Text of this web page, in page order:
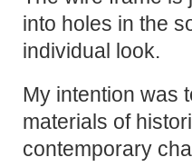
into holes in the
individual look.
My intention was
materials of
contemporary